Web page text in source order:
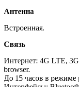
Антенна
Встроенная.
Связь
Интернет: 4G LTE,
browser.
До 15 часов в режиме